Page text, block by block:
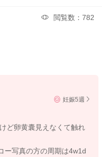
閲覧数：782
妊娠5週
ど卵黄囊見えなくて触れ
ー写真の方の周期は4w1d